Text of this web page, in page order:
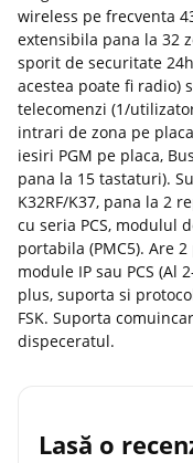
wireless pe frecventa
extensibila pana la 32
sporit de securitate
acestea poate fi radio)
telecomenzi (1/
intrari de zona pe
iesiri PGM pe placa,
pana la 15 tastaturi).
K32RF/K37, pana la 2
cu seria PCS, modulul
portabila (PMC5). Are
module IP sau PCS (Al
plus, suporta si
FSK. Suporta
dispeceratul.
Lasă o